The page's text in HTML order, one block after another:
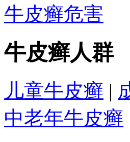
牛皮癣危害
牛皮癣人群
儿童牛皮癣 |
中老年牛皮癣